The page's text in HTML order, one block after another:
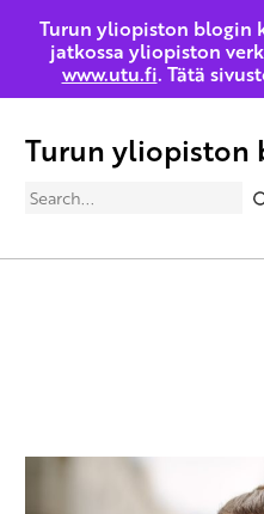
Turun yliopiston
Search
Turun yliopiston blogin
jatkossa yliopiston
www.utu.fi. Tätä